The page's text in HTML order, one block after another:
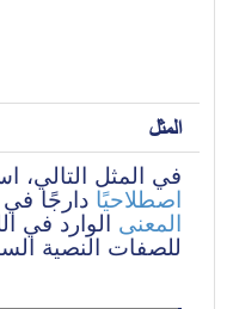
المثل
في المثل التالي،
اصطلاحيًا دارجًا في
المعنى
للصفات النصية